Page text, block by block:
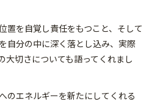
置を自覚し責任をもつこと、そして
自分の中に深く落とし込み、実際
大切さについても語ってくれまし
のエネルギーを新たにしてくれる